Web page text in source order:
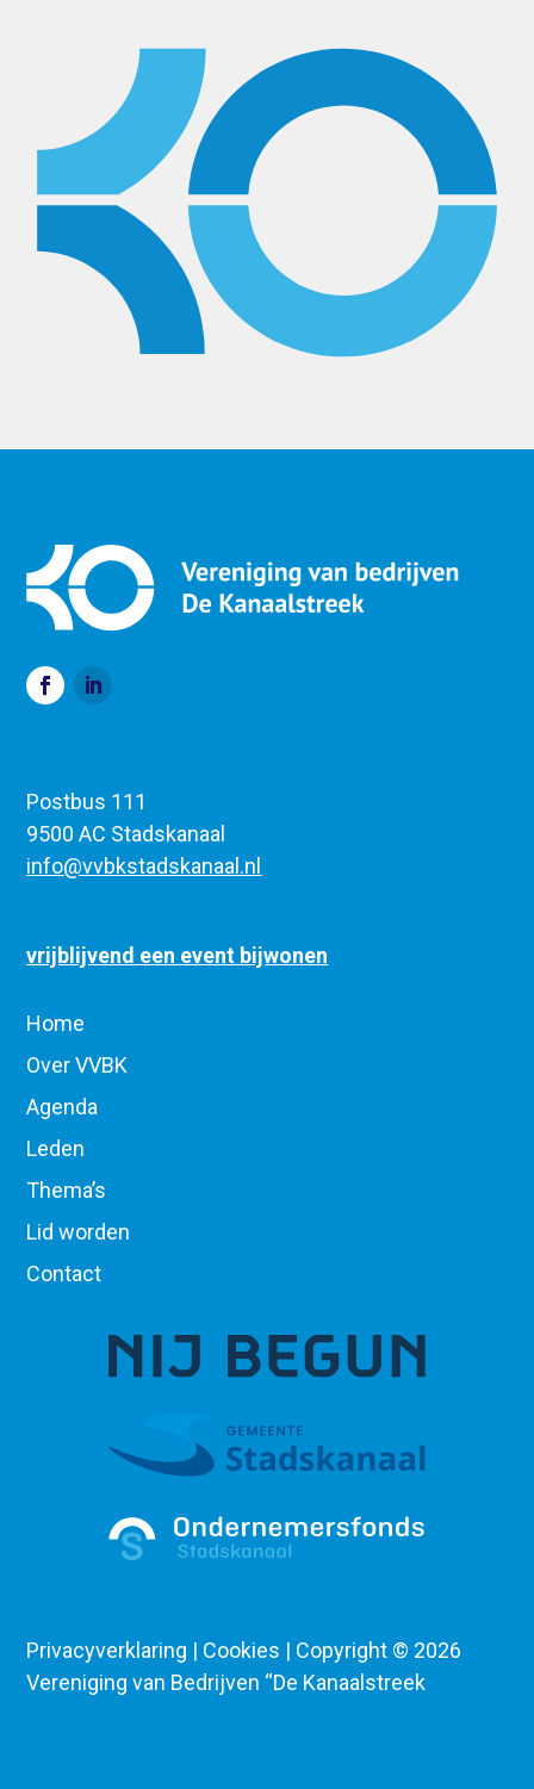
Postbus 111
9500 AC Stadskanaal
info@vvbkstadskanaal.nl
vrijblijvend een event bijwonen
Home
Over VVBK
Agenda
Leden
Thema’s
Lid worden
Contact
Privacyverklaring | Cookies | Copyright © 2026
Vereniging van Bedrijven “De Kanaalstreek